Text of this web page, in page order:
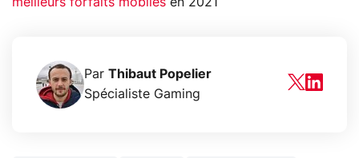
Par Thibaut Popelier
Spécialiste Gaming